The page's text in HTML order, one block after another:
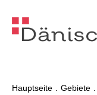
Hauptseite Gebiete